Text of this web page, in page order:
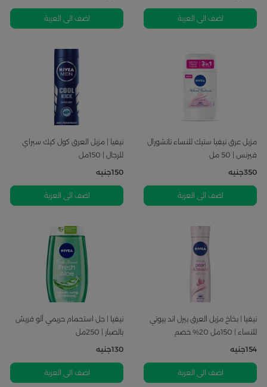
اضف الى العربة اضف الى العربة
مزيل عرق نيفيا ستيك للنساء ناتشورال
فيرنس | 50 مل
350جنيه
اضف الى العربة
نيفيا | مزيل العرق كول كيك سبراي
للرجال | 150مل
150جنيه
اضف الى العربة
نيفيا | بخاخ مزيل العرق بيرل اند بيوتي
للنساء | 150مل 20% خصم
154جنيه
اضف الى العربة
نيفيا | جل استحمام حريمي ألو فريش
بالصبار | 250مل
130جنيه
اضف الى العربة